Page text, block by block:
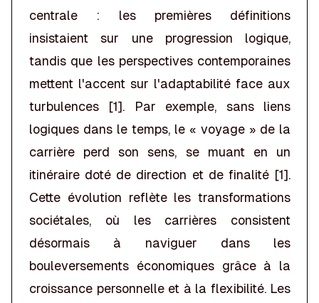
centrale : les premières définitions
insistaient sur une progression logique,
tandis que les perspectives contemporaines
mettent l'accent sur l'adaptabilité face aux
turbulences [1]. Par exemple, sans liens
logiques dans le temps, le « voyage » de la
carrière perd son sens, se muant en un
itinéraire doté de direction et de finalité [1].
Cette évolution reflète les transformations
sociétales, où les carrières consistent
désormais à naviguer dans les
bouleversements économiques grâce à la
croissance personnelle et à la flexibilité. Les